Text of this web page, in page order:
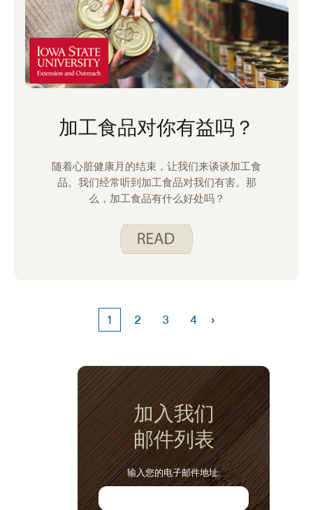
加工食品对你有益吗？
随着心脏健康月的结束，让我们来谈谈加工食
品。我们经常听到加工食品对我们有害。那
么，加工食品有什么好处吗？
1 2 3 4 ›
加入我们
邮件列表
输入您的电子邮件地址: